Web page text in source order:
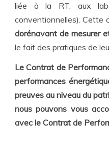
liée à la RT, aux
conventionnelles). Cette
dorénavant de mesurer
le fait des pratiques de
Le Contrat de
performances
preuves au niveau du
nous pouvons vous
avec le Contrat de